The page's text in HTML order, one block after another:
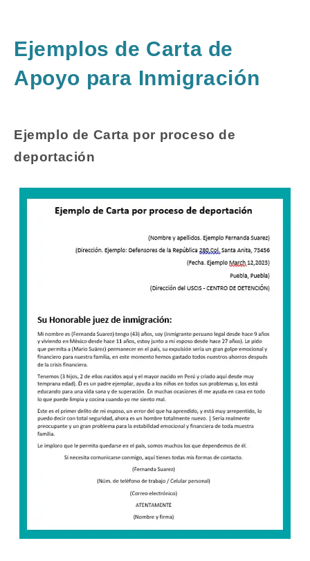
Ejemplos de Carta de
Apoyo para Inmigración
Ejemplo de Carta por proceso de
deportación